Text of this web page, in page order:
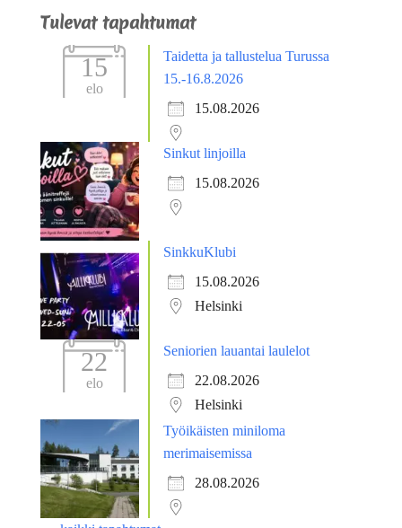
Tulevat tapahtumat
15
elo
Taidetta ja tallustelua Turussa
15.-16.8.2026
15.08.2026
Sinkut linjoilla
15.08.2026
SinkkuKlubi
15.08.2026
Helsinki
22
elo
Seniorien lauantai laulelot
22.08.2026
Helsinki
Työikäisten miniloma
merimaisemissa
28.08.2026